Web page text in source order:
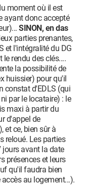
moment où il est
ayant donc accepté
SINON, en das
parties prenantes,
et l'intégralité du DG
rendu des clés....
la possibilité de
huissier) pour qu'il
constat d'EDLS (qui
par le locataire) : le
maxi à partir du
d'appel de
et ce, bien sûr à
reloué. Les parties
jours avant la date
présences et leurs
qu'il faudra bien
au logement...).